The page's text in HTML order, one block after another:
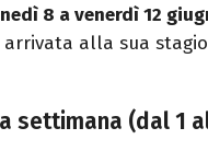
8 a venerdì 12
alla sua
settimana (dal 1